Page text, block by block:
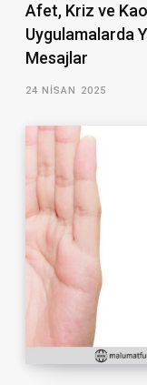
Afet, Kriz ve
Uygulamalarda
Mesajlar
24 NISAN 2025